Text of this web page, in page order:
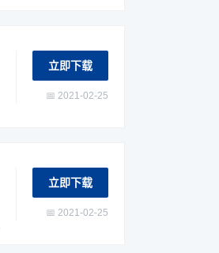
立即下载
📅 2021-02-25
立即下载
📅 2021-02-25